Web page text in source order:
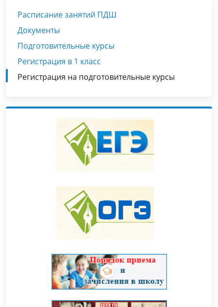
Расписание занятий ПДШ
Документы
Подготовительные курсы
Регистрация в 1 класс
Регистрация на подготовительные курсы